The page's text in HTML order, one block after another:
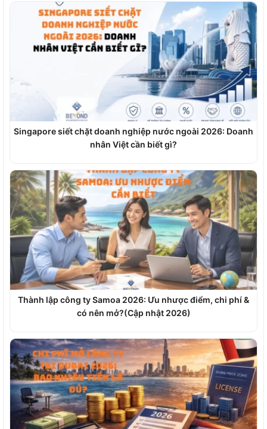
Singapore siết chặt doanh nghiệp nước ngoài 2026: Doanh
nhân Việt cần biết gì?
Thành lập công ty Samoa 2026: Ưu nhược điểm, chi phí &
có nên mở?(Cập nhật 2026)